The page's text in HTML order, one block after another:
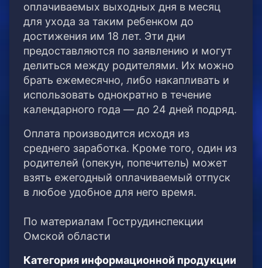
оплачиваемых выходных дня в месяц
для ухода за таким ребенком до
достижения им 18 лет. Эти дни
предоставляются по заявлению и могут
делиться между родителями. Их можно
брать ежемесячно, либо накапливать и
использовать однократно в течение
календарного года — до 24 дней подряд.
Оплата производится исходя из
среднего заработка. Кроме того, один из
родителей (опекун, попечитель) может
взять ежегодный оплачиваемый отпуск
в любое удобное для него время.
По материалам Гострудинспекции
Омской области
Категория информационной продукции